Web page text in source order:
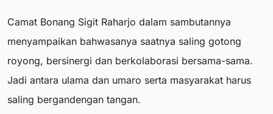
Camat Bonang Sigit Raharjo dalam sambutannya
menyampaikan bahwasanya saatnya saling gotong
royong, bersinergi dan berkolaborasi bersama-sama.
Jadi antara ulama dan umaro serta masyarakat harus
saling bergandengan tangan.